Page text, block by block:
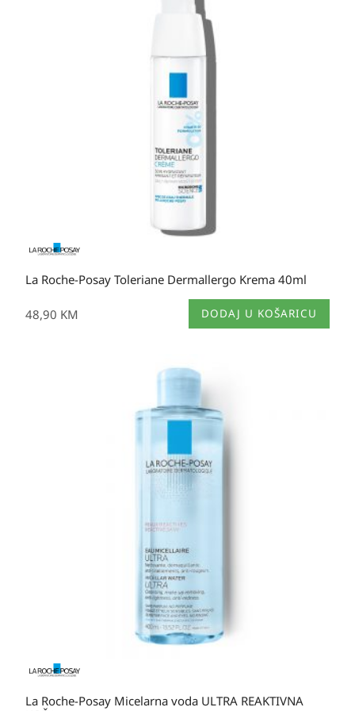
La Roche-Posay Toleriane Dermallergo Krema 40ml
48,90 KM DODAJ U KOŠARICU
La Roche-Posay Micelarna voda ULTRA REAKTIVNA